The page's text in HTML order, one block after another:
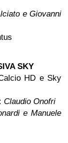
e Giovanni
SKY
HD e Sky
Claudio Onofri
e Manuele